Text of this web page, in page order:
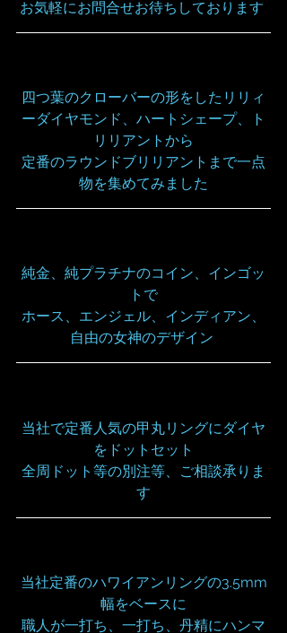
お気軽にお問合せお待ちしております
四つ葉のクローバーの形をしたリリィ
ーダイヤモンド、ハートシェープ、ト
リリアントから
定番のラウンドブリリアントまで一点
物を集めてみました
純金、純プラチナのコイン、インゴッ
トで
ホース、エンジェル、インディアン、
自由の女神のデザイン
当社で定番人気の甲丸リングにダイヤ
をドットセット
全周ドット等の別注等、ご相談承りま
す
当社定番のハワイアンリングの3.5mm
幅をベースに
職人が一打ち、一打ち、丹精にハンマ